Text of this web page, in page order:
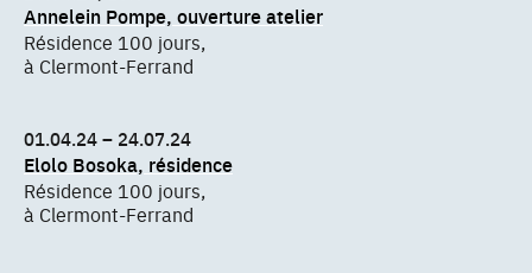
Annelein Pompe, ouverture atelier
Résidence 100 jours,
à Clermont-Ferrand
01.04.24 – 24.07.24
Elolo Bosoka, résidence
Résidence 100 jours,
à Clermont-Ferrand